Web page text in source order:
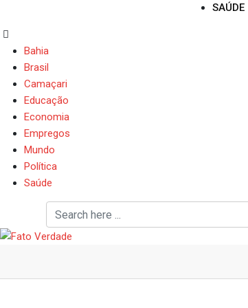
SAÚDE
Bahia
Brasil
Camaçari
Educação
Economia
Empregos
Mundo
Política
Saúde